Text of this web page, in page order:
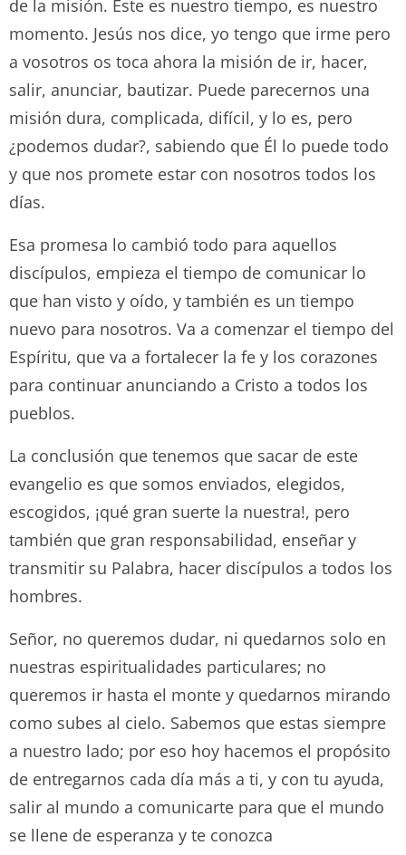
de la misión. Este es nuestro tiempo, es nuestro
momento. Jesús nos dice, yo tengo que irme pero
a vosotros os toca ahora la misión de ir, hacer,
salir, anunciar, bautizar. Puede parecernos una
misión dura, complicada, difícil, y lo es, pero
¿podemos dudar?, sabiendo que Él lo puede todo
y que nos promete estar con nosotros todos los
días.
Esa promesa lo cambió todo para aquellos
discípulos, empieza el tiempo de comunicar lo
que han visto y oído, y también es un tiempo
nuevo para nosotros. Va a comenzar el tiempo del
Espíritu, que va a fortalecer la fe y los corazones
para continuar anunciando a Cristo a todos los
pueblos.
La conclusión que tenemos que sacar de este
evangelio es que somos enviados, elegidos,
escogidos, ¡qué gran suerte la nuestra!, pero
también que gran responsabilidad, enseñar y
transmitir su Palabra, hacer discípulos a todos los
hombres.
Señor, no queremos dudar, ni quedarnos solo en
nuestras espiritualidades particulares; no
queremos ir hasta el monte y quedarnos mirando
como subes al cielo. Sabemos que estas siempre
a nuestro lado; por eso hoy hacemos el propósito
de entregarnos cada día más a ti, y con tu ayuda,
salir al mundo a comunicarte para que el mundo
se llene de esperanza y te conozca